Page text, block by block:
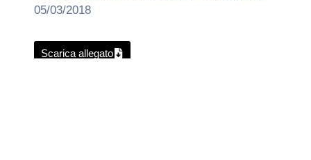
05/03/2018
Scarica allegato